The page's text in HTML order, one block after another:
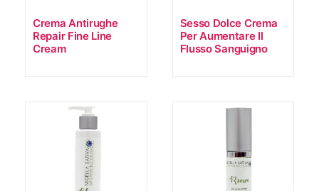
Crema Antirughe
Repair Fine Line
Cream
Sesso Dolce Crema
Per Aumentare Il
Flusso Sanguigno